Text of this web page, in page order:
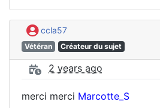
ccla57
Vétéran Créateur du sujet
2 years ago
merci merci Marcotte_S